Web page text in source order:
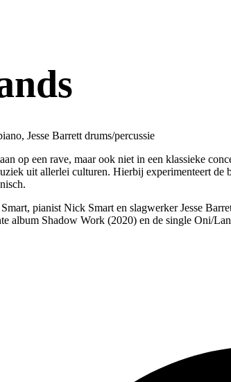
Jesse Barrett drums/percussie
op een rave, maar ook niet in een klassieke
uit allerlei culturen. Hierbij experimenteert
pianist Nick Smart en slagwerker Jesse
album Shadow Work (2020) en de single Oni/